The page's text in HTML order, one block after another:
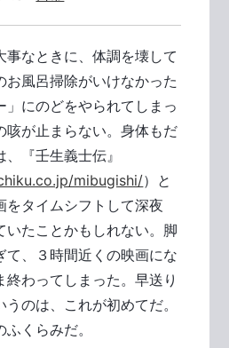
事なときに、体調を壊して
お風呂掃除がいけなかった
」にのどをやられてしまっ
咳が止まらない。身体もだ
『壬生義士伝』
mibugishi/）と
をタイムシフトして深夜
いたことかもしれない。脚
て、３時間近くの映画にな
終わってしまった。早送り
のは、これが初めてだ。
くらみだ。